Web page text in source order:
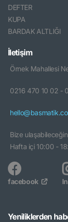
DEFTER
KUPA
BARDAK ALTLIĞI
İletişim
Örnek Mahallesi
0216 470 10 02 -
Bize
Hafta içi 10:00 -
facebook
Yeniliklerden